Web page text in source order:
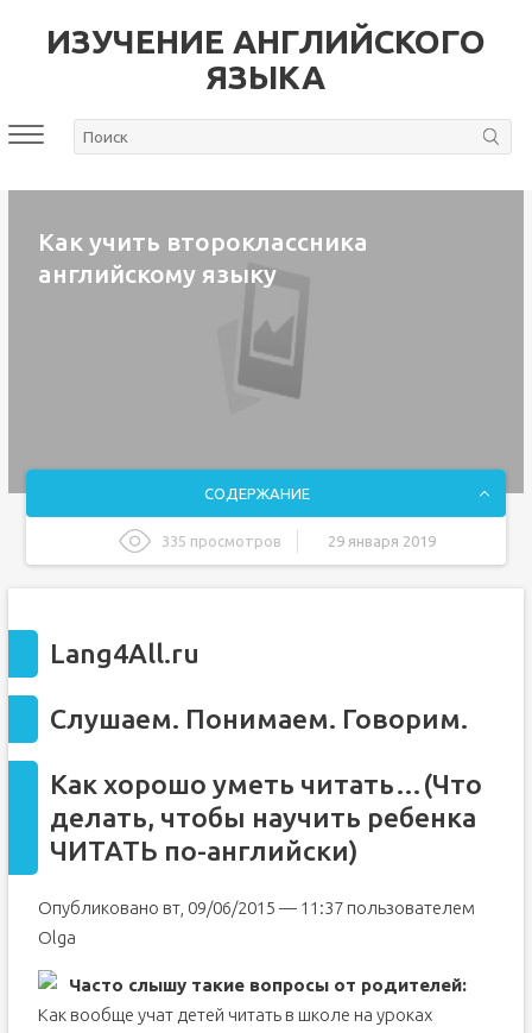
ИЗУЧЕНИЕ АНГЛИЙСКОГО
ЯЗЫКА
Как учить второклассника
английскому языку
СОДЕРЖАНИЕ
335 просмотров 29 января 2019
Как хорошо уметь читать…(Что делать, чтобы научить
ребенка ЧИТАТЬ по-английски)
Начальный этап обучения
Обучение алфавиту и правилам чтения на уроках
английского языка в начальной школе
Lang4All.ru
Слушаем. Понимаем. Говорим.
Как хорошо уметь читать…(Что
делать, чтобы научить ребенка
ЧИТАТЬ по-английски)
Опубликовано вт, 09/06/2015 — 11:37 пользователем
Olga
Часто слышу такие вопросы от родителей:
Как вообще учат детей читать в школе на уроках